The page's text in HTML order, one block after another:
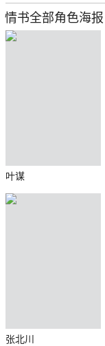
情书全部角色海报
叶谋
张北川